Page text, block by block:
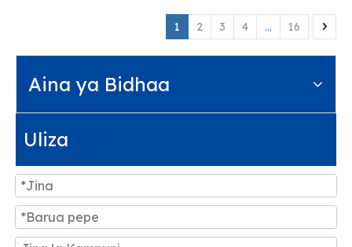
1 2 3 4 ... 16
Aina ya Bidhaa
Uliza